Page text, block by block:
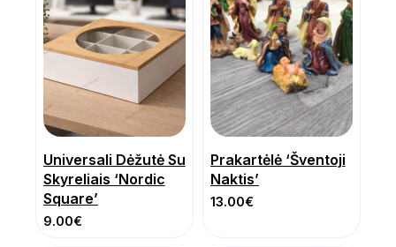
Universali Dėžutė Su
Skyreliais ‘Nordic
Square’
9.00€
Prakartėlė ‘Šventoji
Naktis’
13.00€